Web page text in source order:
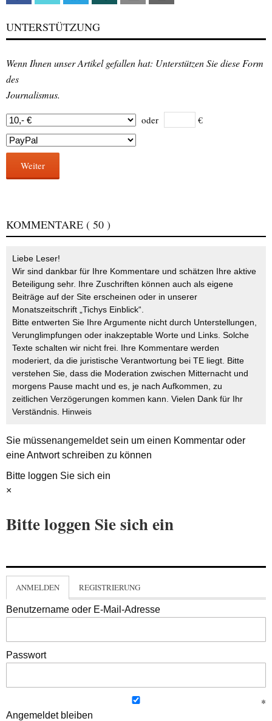
UNTERSTÜTZUNG
Wenn Ihnen unser Artikel gefallen hat: Unterstützen Sie diese Form
des
Journalismus.
oder €
Weiter
KOMMENTARE ( 50 )
Liebe Leser!
Wir sind dankbar für Ihre Kommentare und schätzen Ihre aktive
Beteiligung sehr. Ihre Zuschriften können auch als eigene
Beiträge auf der Site erscheinen oder in unserer
Monatszeitschrift „Tichys Einblick“.
Bitte entwerten Sie Ihre Argumente nicht durch Unterstellungen,
Verunglimpfungen oder inakzeptable Worte und Links. Solche
Texte schalten wir nicht frei. Ihre Kommentare werden
moderiert, da die juristische Verantwortung bei TE liegt. Bitte
verstehen Sie, dass die Moderation zwischen Mitternacht und
morgens Pause macht und es, je nach Aufkommen, zu
zeitlichen Verzögerungen kommen kann. Vielen Dank für Ihr
Verständnis. Hinweis
Sie müssenangemeldetsein um einen Kommentar oder
eine Antwort schreiben zu können
Bitte loggen Sie sich ein
×
Bitte loggen Sie sich ein
ANMELDEN REGISTRIERUNG
Benutzername oder E-Mail-Adresse
Passwort
Angemeldet bleiben